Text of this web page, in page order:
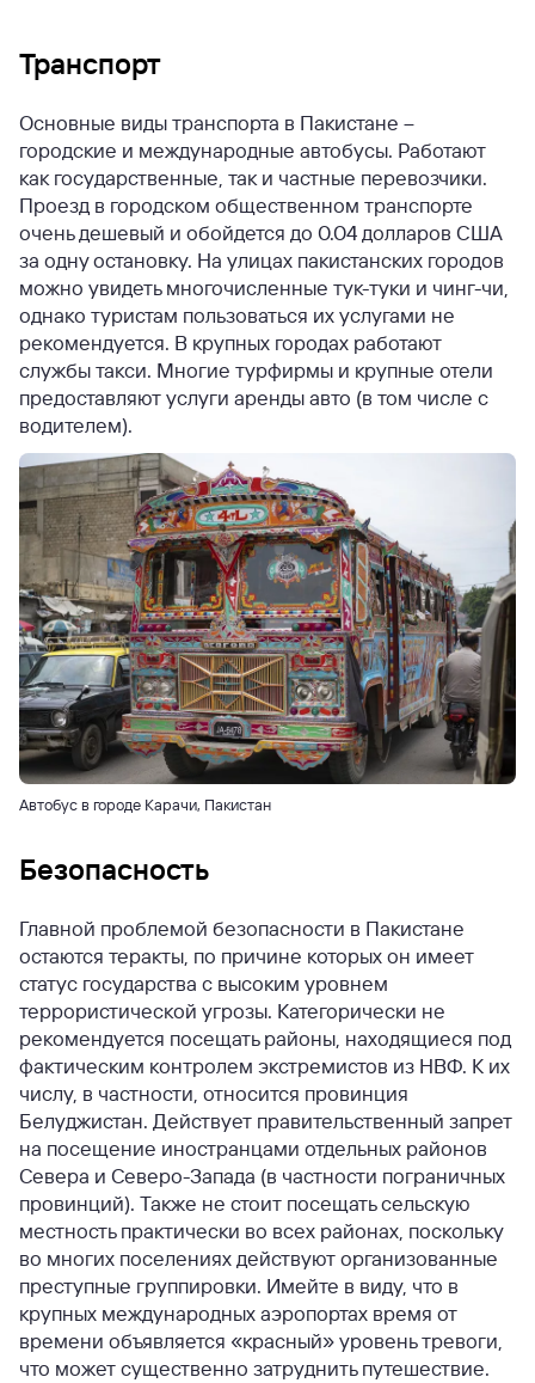
Транспорт
Основные виды транспорта в Пакистане –
городские и международные автобусы. Работают
как государственные, так и частные перевозчики.
Проезд в городском общественном транспорте
очень дешевый и обойдется до 0.04 долларов США
за одну остановку. На улицах пакистанских городов
можно увидеть многочисленные тук-туки и чинг-чи,
однако туристам пользоваться их услугами не
рекомендуется. В крупных городах работают
службы такси. Многие турфирмы и крупные отели
предоставляют услуги аренды авто (в том числе с
водителем).
Автобус в городе Карачи, Пакистан
Безопасность
Главной проблемой безопасности в Пакистане
остаются теракты, по причине которых он имеет
статус государства с высоким уровнем
террористической угрозы. Категорически не
рекомендуется посещать районы, находящиеся под
фактическим контролем экстремистов из НВФ. К их
числу, в частности, относится провинция
Белуджистан. Действует правительственный запрет
на посещение иностранцами отдельных районов
Севера и Северо-Запада (в частности пограничных
провинций). Также не стоит посещать сельскую
местность практически во всех районах, поскольку
во многих поселениях действуют организованные
преступные группировки. Имейте в виду, что в
крупных международных аэропортах время от
времени объявляется «красный» уровень тревоги,
что может существенно затруднить путешествие.